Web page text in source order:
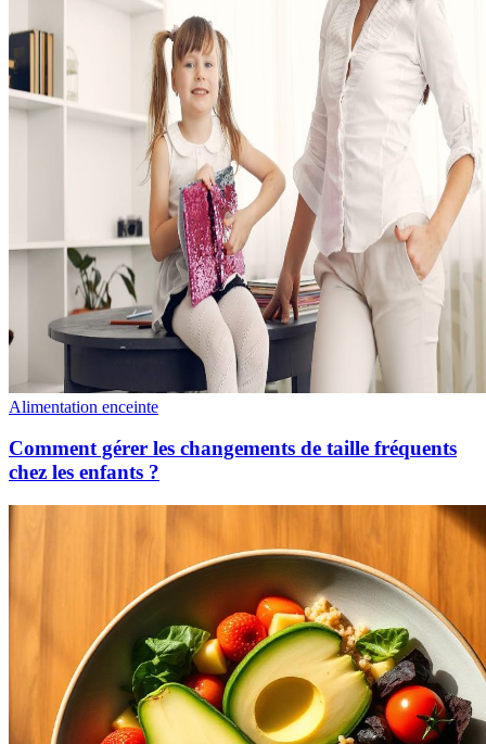
Alimentation enceinte
Comment gérer les changements de taille fréquents
chez les enfants ?